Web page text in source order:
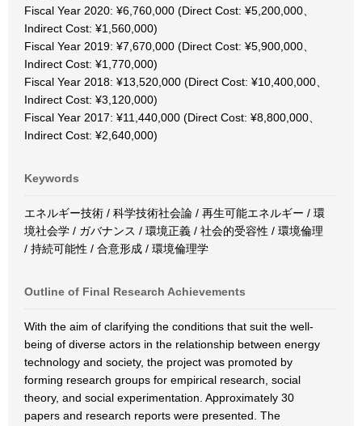
Fiscal Year 2020: ¥6,760,000 (Direct Cost: ¥5,200,000、
Indirect Cost: ¥1,560,000)
Fiscal Year 2019: ¥7,670,000 (Direct Cost: ¥5,900,000、
Indirect Cost: ¥1,770,000)
Fiscal Year 2018: ¥13,520,000 (Direct Cost: ¥10,400,000、
Indirect Cost: ¥3,120,000)
Fiscal Year 2017: ¥11,440,000 (Direct Cost: ¥8,800,000、
Indirect Cost: ¥2,640,000)
Keywords
エネルギー技術 / 科学技術社会論 / 再生可能エネルギー / 環
境社会学 / ガバナンス / 環境正義 / 社会的受容性 / 環境倫理
/ 持続可能性 / 合意形成 / 環境倫理学
Outline of Final Research Achievements
With the aim of clarifying the conditions that suit the well-
being of diverse actors in the relationship between energy
technology and society, the project was promoted by
forming research groups for empirical research, social
theory, and social experimentation. Approximately 30
papers and research reports were presented. The